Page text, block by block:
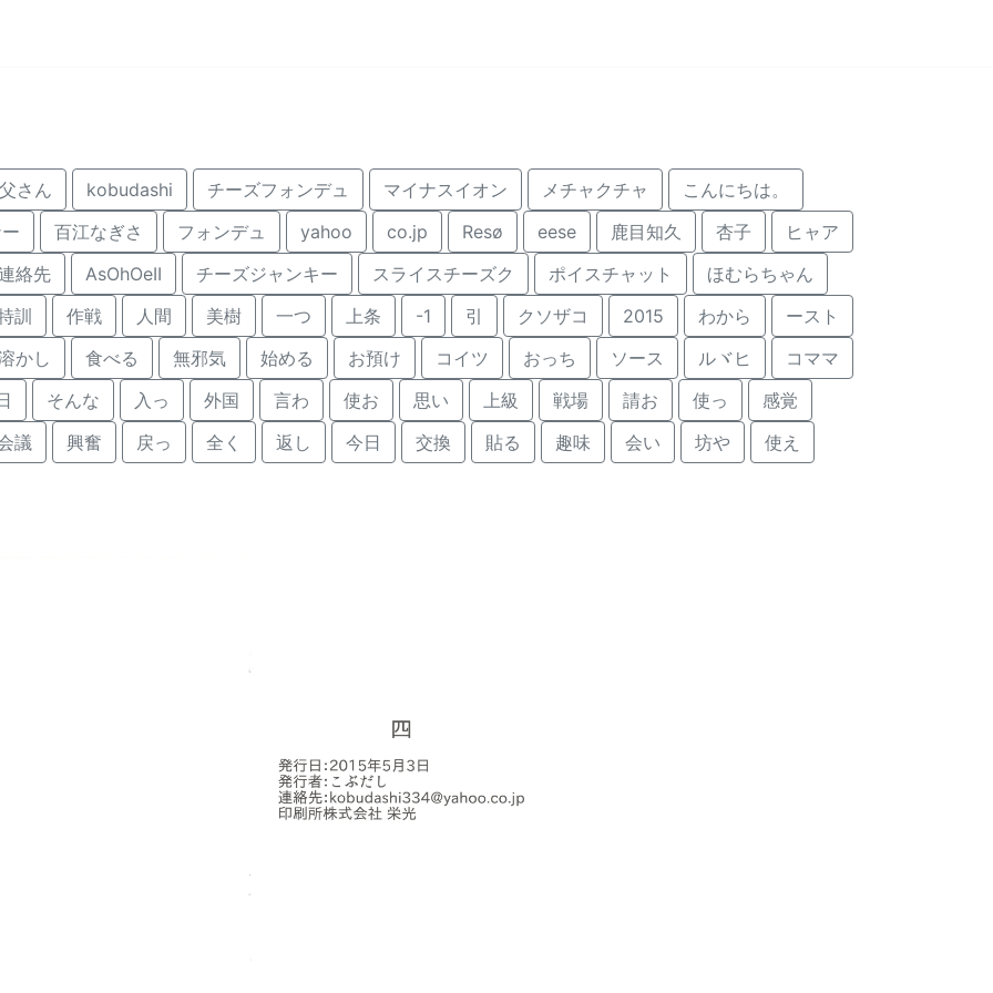
父さん kobudashi チーズフォンデュ マイナスイオン メチャクチャ
こんにちは。
百江なぎさ フォンデュ yahoo co.jp Resø eese 鹿目知久 杏子
ヒャア
絡先
AsOhOeII チーズジャンキー スライスチーズク ポイスチャット
ほむらちゃん
訓
作戦 人間 美樹 一つ 上条 -1 引 クソザコ 2015 わから
ースト
かし
食べる 無邪気 始める お預け コイツ おっち ソース ルヾヒ
コママ
そんな 入っ 外国 言わ 使お 思い 上級 戦場 請お 使っ
感覚
議
興奮 戻っ 全く 返し 今日 交換 貼る 趣味 会い 坊や 使え